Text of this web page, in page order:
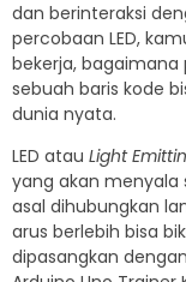
dan berinteraksi
percobaan LED,
bekerja, bagaimana
sebuah baris kode
dunia nyata.
LED atau Light
yang akan menyala
asal dihubungkan
arus berlebih bisa
dipasangkan